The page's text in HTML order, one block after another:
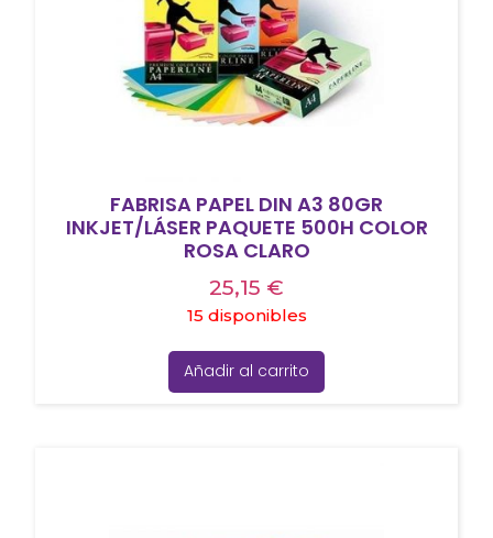
FABRISA PAPEL DIN A3 80GR
INKJET/LÁSER PAQUETE 500H COLOR
ROSA CLARO
25,15 €
15 disponibles
Añadir al carrito